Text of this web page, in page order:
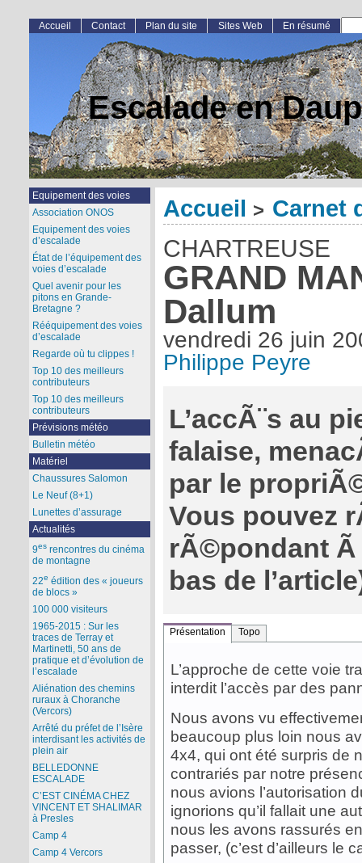
Escalade en
Accueil > Carnet
CHARTREUSE
GRAND
Dallum
vendredi 26 juin
Philippe Peyre
L’accÃ¨s au
falaise,
par le
Vous pouvez
rÃ©pondant
bas de
Présentation Topo
L’approche de cette voie
interdit l’accès par des
Nous avons vu
beaucoup plus loin nous
4x4, qui ont été surpris de
contrariés par notre
nous avions l’autorisation
ignorions qu’il fallait une
nous les avons rassurés
passer, (c’est d’ailleurs le
Accueil Contact Plan du site Sites Web En résumé
Equipement des voies
Association ONOS
Equipement des voies
d’escalade
État de l’équipement des
voies d’escalade
Quel avenir pour les
pitons en Grande-
Bretagne ?
Rééquipement des voies
d’escalade
Regarde où tu clippes !
Top 10 des meilleurs
contributeurs
Top 10 des meilleurs
contributeurs
Prévisions météo
Bulletin météo
Matériel
Chaussures Salomon
Le Neuf (8+1)
Lunettes d’assurage
Actualités
9esrencontres du cinéma
de montagne
22e édition des « joueurs
de blocs »
100 000 visiteurs
1965-2015 : Sur les
traces de Terray et
Martinetti, 50 ans de
pratique et d’évolution de
l’escalade
Aliénation des chemins
ruraux à Choranche
(Vercors)
Arrêté du préfet de l’Isère
interdisant les activités de
plein air
BELLEDONNE
ESCALADE
C’EST CINÉMA CHEZ
VINCENT ET SHALIMAR
à Presles
Camp 4
Camp 4 Vercors